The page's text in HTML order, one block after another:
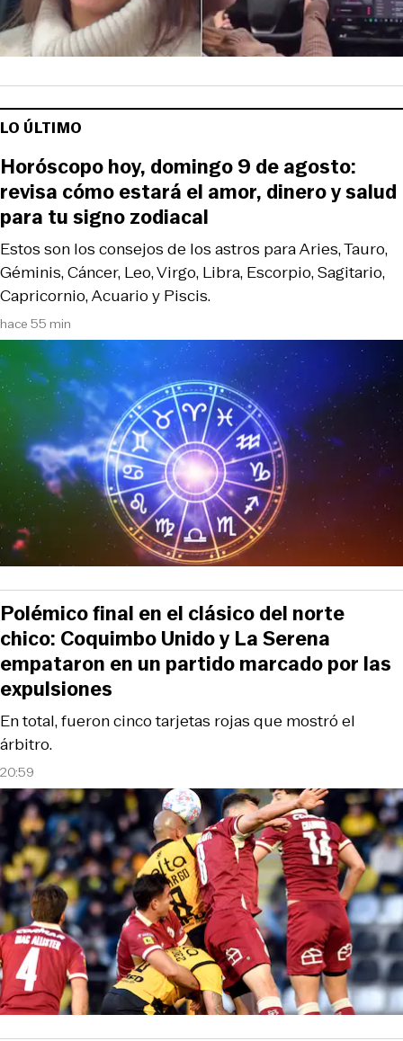
LO ÚLTIMO
hace 55 min
Estos son los consejos de los astros para Aries, Tauro,
Géminis, Cáncer, Leo, Virgo, Libra, Escorpio, Sagitario,
Capricornio, Acuario y Piscis.
Horóscopo hoy, domingo 9 de agosto:
revisa cómo estará el amor, dinero y salud
para tu signo zodiacal
20:59
En total, fueron cinco tarjetas rojas que mostró el
árbitro.
Polémico final en el clásico del norte
chico: Coquimbo Unido y La Serena
empataron en un partido marcado por las
expulsiones